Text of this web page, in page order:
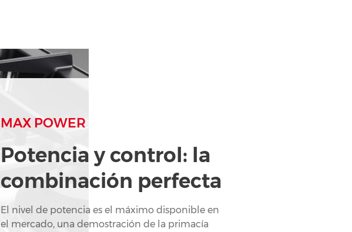
MAX POWER
Potencia y control: la
combinación perfecta
El nivel de potencia es el máximo disponible en
el mercado, una demostración de la primacía